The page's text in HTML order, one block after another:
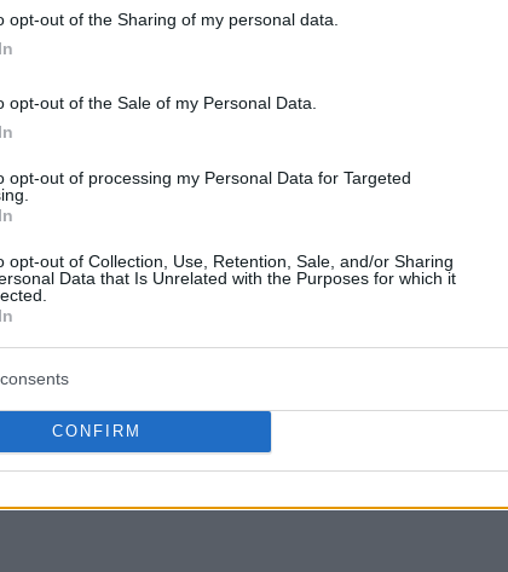
opt-out of the Sharing of my personal data.
opt-out of the Sale of my Personal Data.
opt-out of processing my Personal Data for Targeted
opt-out of Collection, Use, Retention, Sale, and/or Sharing
Data that Is Unrelated with the Purposes for which it
CONFIRM
την ελλιπή γραμμή των γκαρντ της
Γκριγκόνις
είναι οι Ματ Τόμας και Νέιτ
της σεζόν, ο Λι έχει παίξει πολλά λεπτά,
άμυνα και επίθεση.